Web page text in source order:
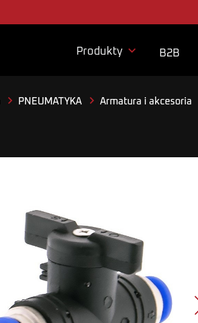
Produkty  B2B
PNEUMATYKA Armatura i akcesoria